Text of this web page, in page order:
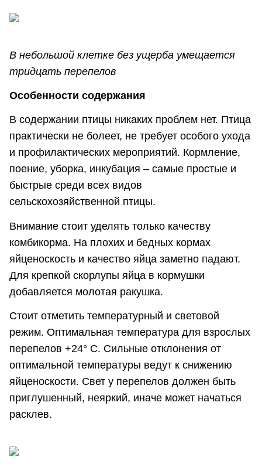
В небольшой клетке без ущерба умещается
тридцать перепелов
Особенности содержания
В содержании птицы никаких проблем нет. Птица
практически не болеет, не требует особого ухода
и профилактических мероприятий. Кормление,
поение, уборка, инкубация – самые простые и
быстрые среди всех видов
сельскохозяйственной птицы.
Внимание стоит уделять только качеству
комбикорма. На плохих и бедных кормах
яйценоскость и качество яйца заметно падают.
Для крепкой скорлупы яйца в кормушки
добавляется молотая ракушка.
Стоит отметить температурный и световой
режим. Оптимальная температура для взрослых
перепелов +24° С. Сильные отклонения от
оптимальной температуры ведут к снижению
яйценоскости. Свет у перепелов должен быть
приглушенный, неяркий, иначе может начаться
расклев.